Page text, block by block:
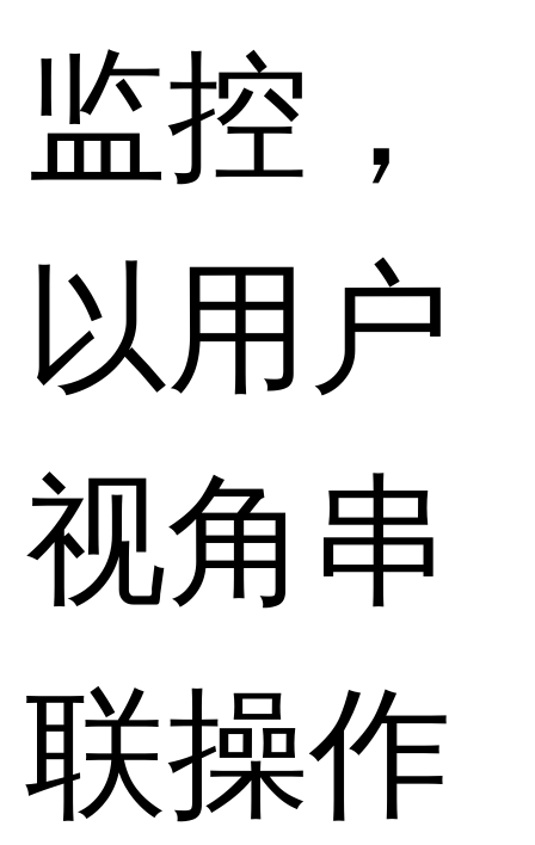
监控，
以用户
视角串
联操作